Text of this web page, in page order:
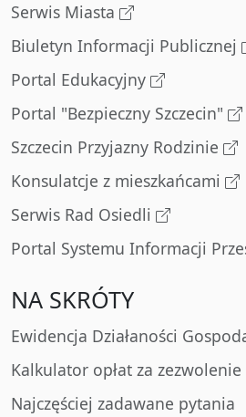
Serwis Miasta
Biuletyn Informacji Publicznej
Portal Edukacyjny
Portal "Bezpieczny Szczecin"
Szczecin Przyjazny Rodzinie
Konsulatcje z mieszkańcami
Serwis Rad Osiedli
Portal Systemu Informacji
NA SKRÓTY
Ewidencja Działaności
Kalkulator opłat za
Najczęściej zadawane pytania